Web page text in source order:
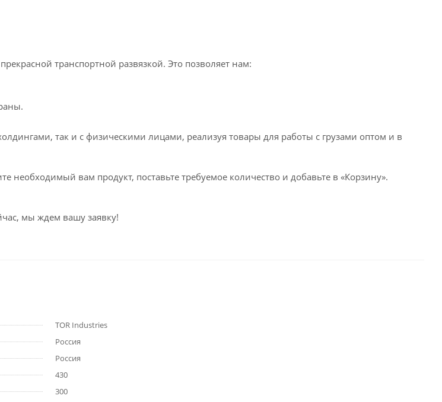
транспортной развязкой. Это позволяет нам:
так и с физическими лицами, реализуя товары для работы с грузами оптом и в
необходимый вам продукт, поставьте требуемое количество и добавьте в «Корзину».
мы ждем вашу заявку!
TOR Industries
Россия
Россия
430
300